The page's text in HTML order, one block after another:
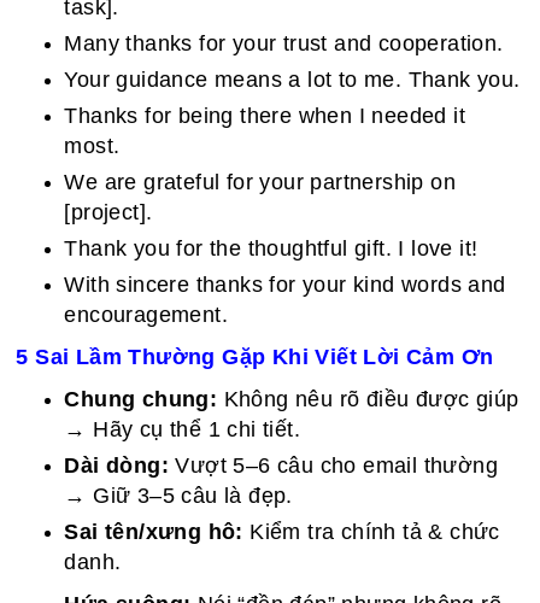
task].
Many thanks for your trust and cooperation.
Your guidance means a lot to me. Thank you.
Thanks for being there when I needed it
most.
We are grateful for your partnership on
[project].
Thank you for the thoughtful gift. I love it!
With sincere thanks for your kind words and
encouragement.
5 Sai Lầm Thường Gặp Khi Viết Lời Cảm Ơn
Chung chung: Không nêu rõ điều được giúp
→ Hãy cụ thể 1 chi tiết.
Dài dòng: Vượt 5–6 câu cho email thường
→ Giữ 3–5 câu là đẹp.
Sai tên/xưng hô: Kiểm tra chính tả & chức
danh.